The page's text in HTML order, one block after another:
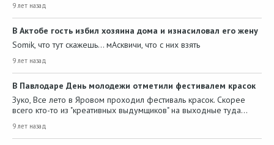
9 лет назад
В Актобе гость избил хозяина дома и изнасиловал его жену
Somik, что тут скажешь... мАсквичи, что с них взять
9 лет назад
В Павлодаре День молодежи отметили фестивалем красок
Зуко, Все лето в Яровом проходил фестиваль красок. Скорее
всего кто-то из "креативных выдумщиков" на выходные туда…
9 лет назад